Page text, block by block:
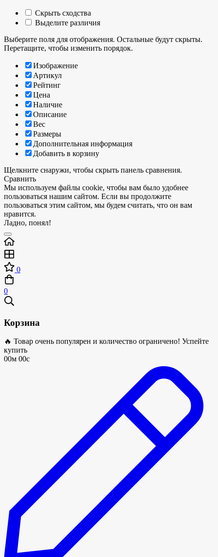
Скрыть сходства
Выделите различия
Выберите поля для отображения. Остальные будут скрыты.
Перетащите, чтобы изменить порядок.
Изображение
Артикул
Рейтинг
Цена
Наличие
Описание
Вес
Размеры
Дополнительная информация
Добавить в корзину
Щелкните снаружи, чтобы скрыть панель сравнения.
Сравнить
Мы используем файлы cookie, чтобы вам было удобнее
пользоваться нашим сайтом. Если вы продолжите
пользоваться этим сайтом, мы будем считать, что он вам
нравится.
Ладно, понял!
0
0
Корзина
🔥 Товар очень популярен и количество ограничено! Успейте
купить
00м 00с